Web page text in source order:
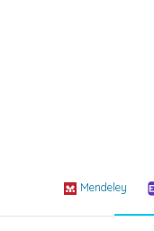
Mendeley